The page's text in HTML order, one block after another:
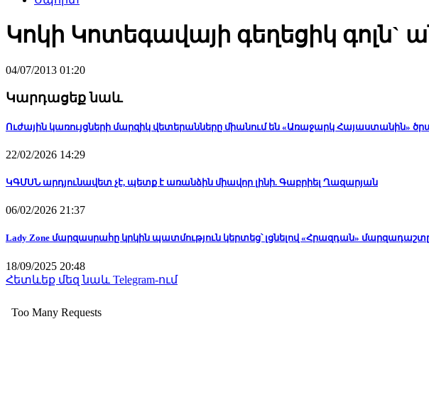
Կոկի Կոտեգավայի գեղեցիկ գոլն`
04/07/2013 01:20
Կարդացեք նաև
Ուժային կառույցների մարզիկ վետերանները միանում են «Առաջարկ Հայաստանին»
22/02/2026 14:29
ԿԳՄՍՆ արդյունավետ չէ, պետք է առանձին միավոր լինի. Գաբրիել Ղազարյան
06/02/2026 21:37
Lady Zone մարզասրահը կրկին պատմություն կերտեց՝ լցնելով «Հրազդան»
18/09/2025 20:48
Հետևեք մեզ նաև Telegram-ում